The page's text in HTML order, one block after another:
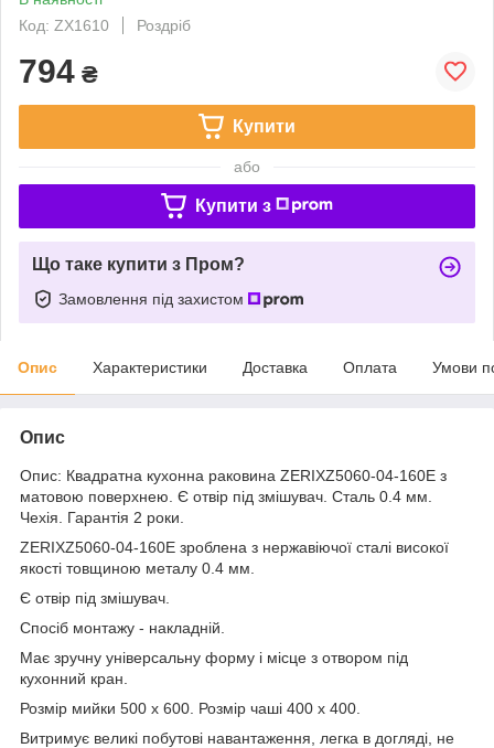
Код: ZX1610
Роздріб
794 ₴
Купити
або
Купити з
Що таке купити з Пром?
Замовлення під захистом
Опис Характеристики Доставка Оплата Умови
Опис
Опис: Квадратна кухонна раковина ZERIXZ5060-04-160E з
матовою поверхнею. Є отвір під змішувач. Сталь 0.4 мм.
Чехія. Гарантія 2 роки.
ZERIXZ5060-04-160E зроблена з нержавіючої сталі високої
якості товщиною металу 0.4 мм.
Є отвір під змішувач.
Спосіб монтажу - накладній.
Має зручну універсальну форму і місце з отвором під
кухонний кран.
Розмір мийки 500 х 600. Розмір чаші 400 х 400.
Витримує великі побутові навантаження, легка в догляді, не